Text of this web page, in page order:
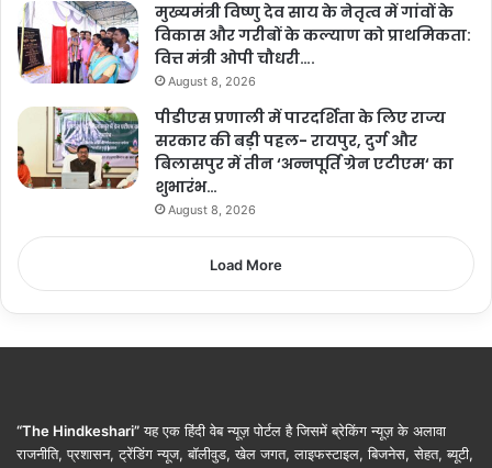
मुख्यमंत्री विष्णु देव साय के नेतृत्व में गांवों के
विकास और गरीबों के कल्याण को प्राथमिकता:
वित्त मंत्री ओपी चौधरी….
August 8, 2026
पीडीएस प्रणाली में पारदर्शिता के लिए राज्य
सरकार की बड़ी पहल- रायपुर, दुर्ग और
बिलासपुर में तीन ‘अन्नपूर्ति ग्रेन एटीएम‘ का
शुभारंभ…
August 8, 2026
Load More
“The Hindkeshari”यह एक हिंदी वेब न्यूज़ पोर्टल है जिसमें ब्रेकिंग न्यूज़ के अलावा
राजनीति, प्रशासन, ट्रेंडिंग न्यूज, बॉलीवुड, खेल जगत, लाइफस्टाइल, बिजनेस, सेहत, ब्यूटी,